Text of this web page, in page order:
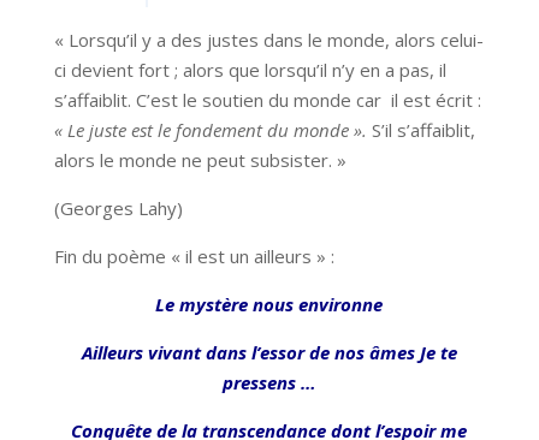
« Lorsqu’il y a des justes dans le monde, alors celui-
ci devient fort ; alors que lorsqu’il n’y en a pas, il
s’affaiblit. C’est le soutien du monde car il est écrit :
« Le juste est le fondement du monde ». S’il s’affaiblit,
alors le monde ne peut subsister. »
(Georges Lahy)
Fin du poème « il est un ailleurs » :
Le mystère nous environne
Ailleurs vivant dans l’essor de nos âmes Je te
pressens …
Conquête de la transcendance dont l’espoir me